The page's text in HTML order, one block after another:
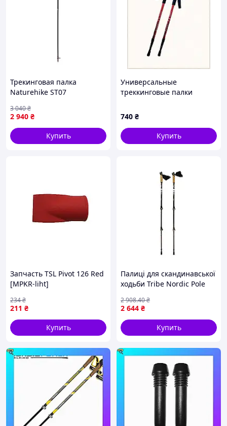
Трекинговая палка
Naturehike ST07
Бордовый Vmarket
2 940 ₴
3 040₴
Купить
Универсальные
треккинговые палки
8A5K93708
740 ₴
Купить
Запчасть TSL Pivot 126 Red
[MPKR-liht]
211 ₴
234₴
Купить
Палиці для скандинавської
ходьби Tribe Nordic Pole
ME-VO
2 644 ₴
2 908.40₴
Купить